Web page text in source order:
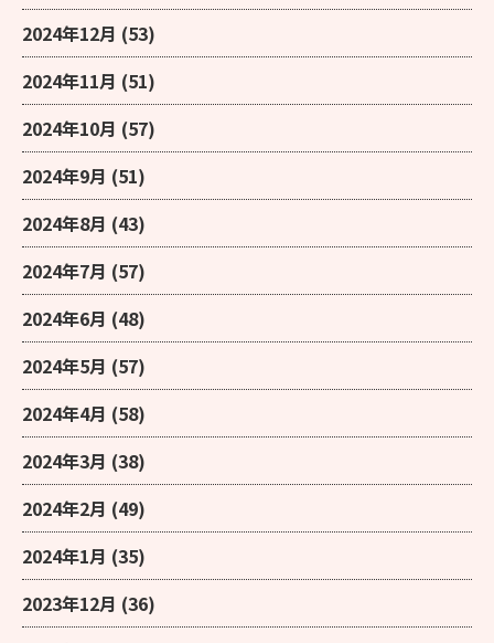
2024年12月 (53)
2024年11月 (51)
2024年10月 (57)
2024年9月 (51)
2024年8月 (43)
2024年7月 (57)
2024年6月 (48)
2024年5月 (57)
2024年4月 (58)
2024年3月 (38)
2024年2月 (49)
2024年1月 (35)
2023年12月 (36)